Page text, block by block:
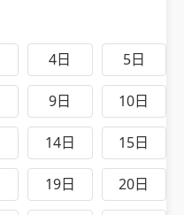
4日 5日
9日 10日
14日 15日
19日 20日